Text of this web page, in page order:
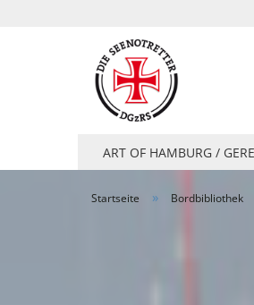
ART OF HAMBURG /
Startseite » Bordbibliothek